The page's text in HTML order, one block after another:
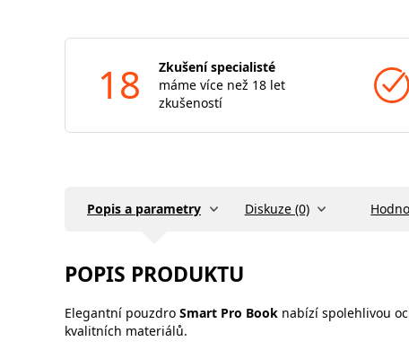
18
Zkušení specialisté
máme více než 18 let
zkušeností
Popis a parametry Diskuze (0)
POPIS PRODUKTU
Elegantní pouzdro Smart Pro Book nabízí spolehlivou
kvalitních materiálů.